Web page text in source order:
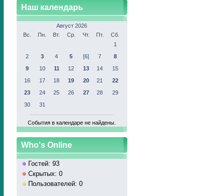
Наш календарь
Август 2026
Вс.
Пн. Вт. Ср. Чт. Пт.
Сб.
1
2
3 4 5 [6] 7
8
9
10 11 12 13 14
15
16
17 18 19 20 21
22
23
24 25 26 27 28
29
30
31
События в календаре не найдены.
Who's Online
Гостей: 93
Скрытых: 0
Пользователей: 0